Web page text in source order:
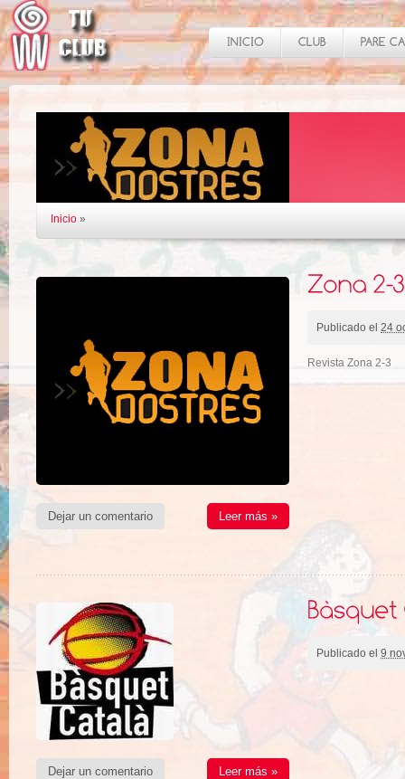
Inicio »
Dejar un comentario Leer más »
Publicado el 24
Revista Zona 2-3
Dejar un comentario Leer más »
Publicado el 9